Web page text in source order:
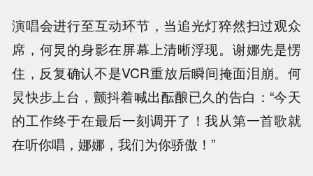
演唱会进行至互动环节，当追光灯猝然扫过观众
席，何炅的身影在屏幕上清晰浮现。谢娜先是愣
住，反复确认不是VCR重放后瞬间掩面泪崩。何
炅快步上台，颤抖着喊出酝酿已久的告白：“今天
的工作终于在最后一刻调开了！我从第一首歌就
在听你唱，娜娜，我们为你骄傲！”